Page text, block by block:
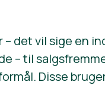
det vil sige en
– til
Disse